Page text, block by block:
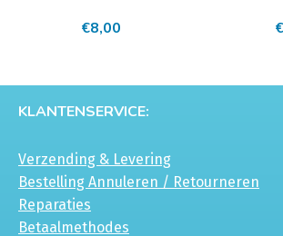
€8,00 €
KLANTENSERVICE:
Verzending & Levering
Bestelling Annuleren / Retourneren
Reparaties
Betaalmethodes